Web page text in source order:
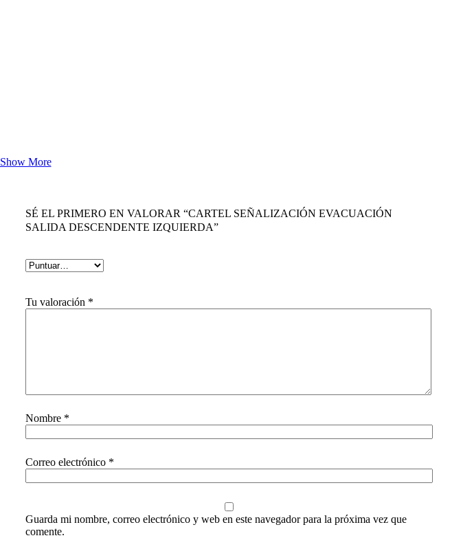
Show More
SÉ EL PRIMERO EN VALORAR “CARTEL SEÑALIZACIÓN EVACUACIÓN
SALIDA DESCENDENTE IZQUIERDA”
Tu valoración *
Nombre *
Correo electrónico *
Guarda mi nombre, correo electrónico y web en este navegador para la próxima vez que
comente.